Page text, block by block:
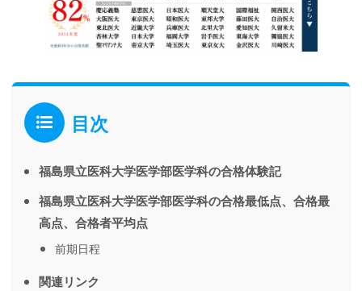
目次
福島県立医科大学医学部医学科の合格体験記
福島県立医科大学医学部医学科の合格最低点、合格最
高点、合格者平均点
前期日程
関連リンク